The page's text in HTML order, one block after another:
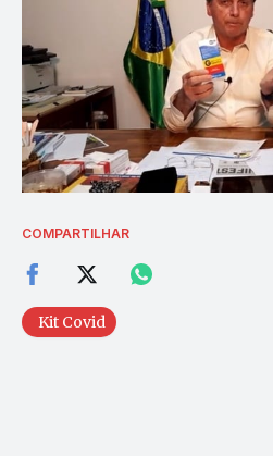
COMPARTILHAR
Kit Covid